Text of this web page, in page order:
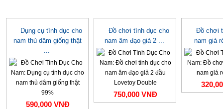
Dụng cụ tình dục cho
nam thủ dâm giống thật
...
590,000 VNĐ
Đồ chơi tình dục cho
nam âm đạo giả 2 ...
750,000 VNĐ
Đồ chơi
nam giá